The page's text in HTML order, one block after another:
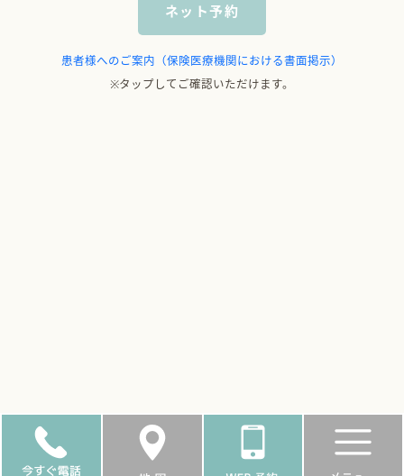
ネット予約
患者様へのご案内（保険医療機関における書面掲示）
※タップしてご確認いただけます。